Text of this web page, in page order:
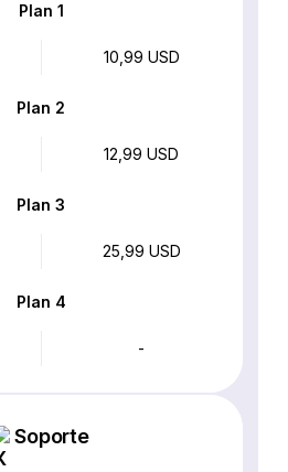
Plan 1
10,99 USD
Plan 2
12,99 USD
Plan 3
25,99 USD
Plan 4
-
Soporte